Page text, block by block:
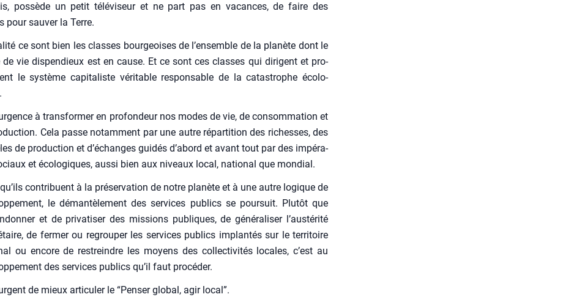
pos­sède un petit télé­vi­seur et ne part pas en vacances, de faire des
pour sau­ver la Terre.
ce sont bien les classes bour­geoises de l’en­semble de la pla­nète dont le
de vie dis­pen­dieux est en cause. Et ce sont ces classes qui dirigent et pro­
le sys­tème capi­ta­liste véri­table res­pon­sable de la catas­trophe éco­lo­
urgence à trans­for­mer en pro­fon­deur nos modes de vie, de consom­ma­tion et
Cela passe notam­ment par une autre répar­ti­tion des richesses, des
de pro­duc­tion et d’échanges gui­dés d’abord et avant tout par des impé­ra­
et éco­lo­giques, aus­si bien aux niveaux local, natio­nal que mon­dial.
contri­buent à la pré­ser­va­tion de notre pla­nète et à une autre logique de
le déman­tè­le­ment des ser­vices publics se pour­suit. Plu­tôt que
et de pri­va­ti­ser des mis­sions publiques, de géné­ra­li­ser l’austérité
de fer­mer ou regrou­per les ser­vices publics implan­tés sur le ter­ri­toire
ou encore de res­treindre les moyens des col­lec­ti­vi­tés locales, c’est au
des ser­vices publics qu’il faut pro­cé­der.
urgent de mieux arti­cu­ler le “Pen­ser glo­bal, agir local”.